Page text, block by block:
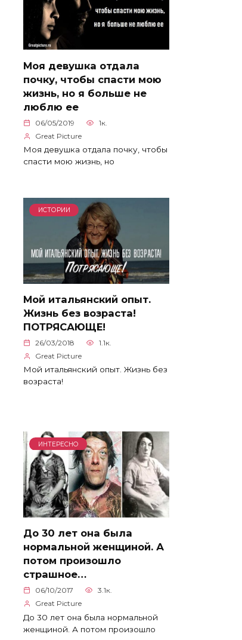
Моя девушка отдала
почку, чтобы спасти мою
жизнь, но я больше не
люблю ее
06/05/2019
1к.
Great Picture
Моя девушка отдала почку, чтобы
спасти мою жизнь, но
ИСТОРИИ
Мой итальянский опыт.
Жизнь без возраста!
ПОТРЯСАЮЩЕ!
26/03/2018
1.1к.
Great Picture
Мой итальянский опыт. Жизнь без
возраста!
ИНТЕРЕСНО
До 30 лет она была
нормальной женщиной. А
потом произошло
страшное…
06/10/2017
3.1к.
Great Picture
До 30 лет она была нормальной
женщиной. А потом произошло